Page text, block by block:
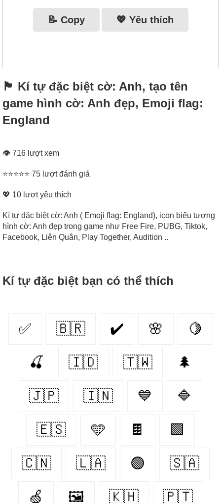
📝 Copy 💖 Yêu thích
🏴󠁧󠁢󠁥󠁮󠁧󠁿 Kí tự đặc biệt cờ: Anh, tạo tên
game hình cờ: Anh đẹp, Emoji flag:
England
👁 716 lượt xem
⭐⭐⭐⭐⭐ 75 lượt đánh giá
💖 10 lượt yêu thích
Kí tự đặc biệt cờ: Anh ( Emoji flag: England), icon biểu tượng
hình cờ: Anh đẹp trong game như Free Fire, PUBG, Tiktok,
Facebook, Liên Quân, Play Together, Audition ..
Kí tự đặc biệt bạn có thể thích
✅ 🇧🇷 ✔️ 🌸 🍋
🍒 🇮🇩 🇹🇼 🌲
🇯🇵 🇮🇳 💙 🔷
🇪🇸 🩵 🍫 🟩
🇨🇳 🇱🇦 🟢 🇸🇦
🍏 🖼️ 🇰🇭 🇵🇹